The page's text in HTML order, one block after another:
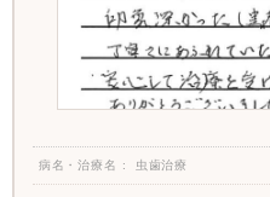
病名・治療名 虫歯治療